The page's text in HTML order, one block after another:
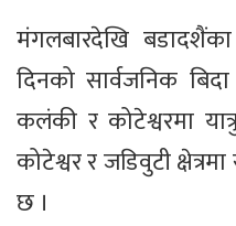
मंगलबारदेखि
दिनको सार्वजनिक
कलंकी र कोटेश्वरमा
कोटेश्वर र जडिवुटी
छ ।